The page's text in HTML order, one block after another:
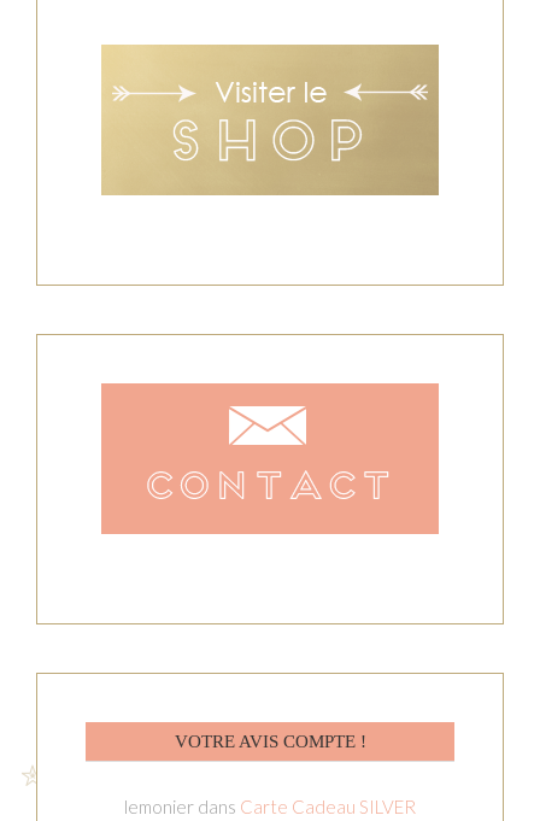
VOTRE AVIS COMPTE !
lemonier dans Carte Cadeau SILVER